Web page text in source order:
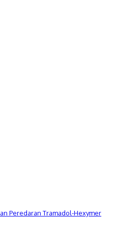
Peredaran Tramadol-Hexymer